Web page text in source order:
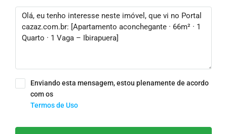
Enviando esta mensagem, estou plenamente de acordo
com os
Termos de Uso